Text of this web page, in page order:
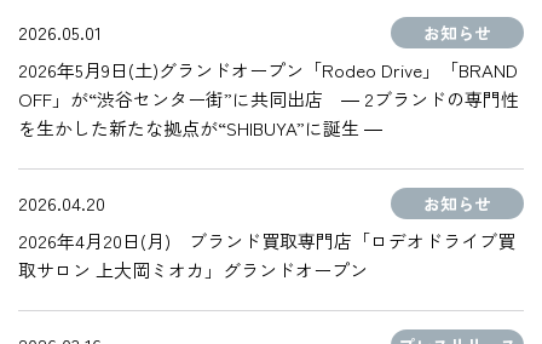
2026.05.01 お知らせ
2026年5月9日(土)グランドオープン「Rodeo Drive」「BRAND
OFF」が“渋谷センター街”に共同出店 ― 2ブランドの専門性
を生かした新たな拠点が“SHIBUYA”に誕生 ―
2026.04.20 お知らせ
2026年4月20日(月) ブランド買取専門店「ロデオドライブ買
取サロン 上大岡ミオカ」グランドオープン